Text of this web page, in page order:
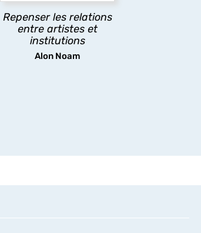
Repenser les relations
entre artistes et
institutions
Alon Noam
l’œuvre.
découvrir